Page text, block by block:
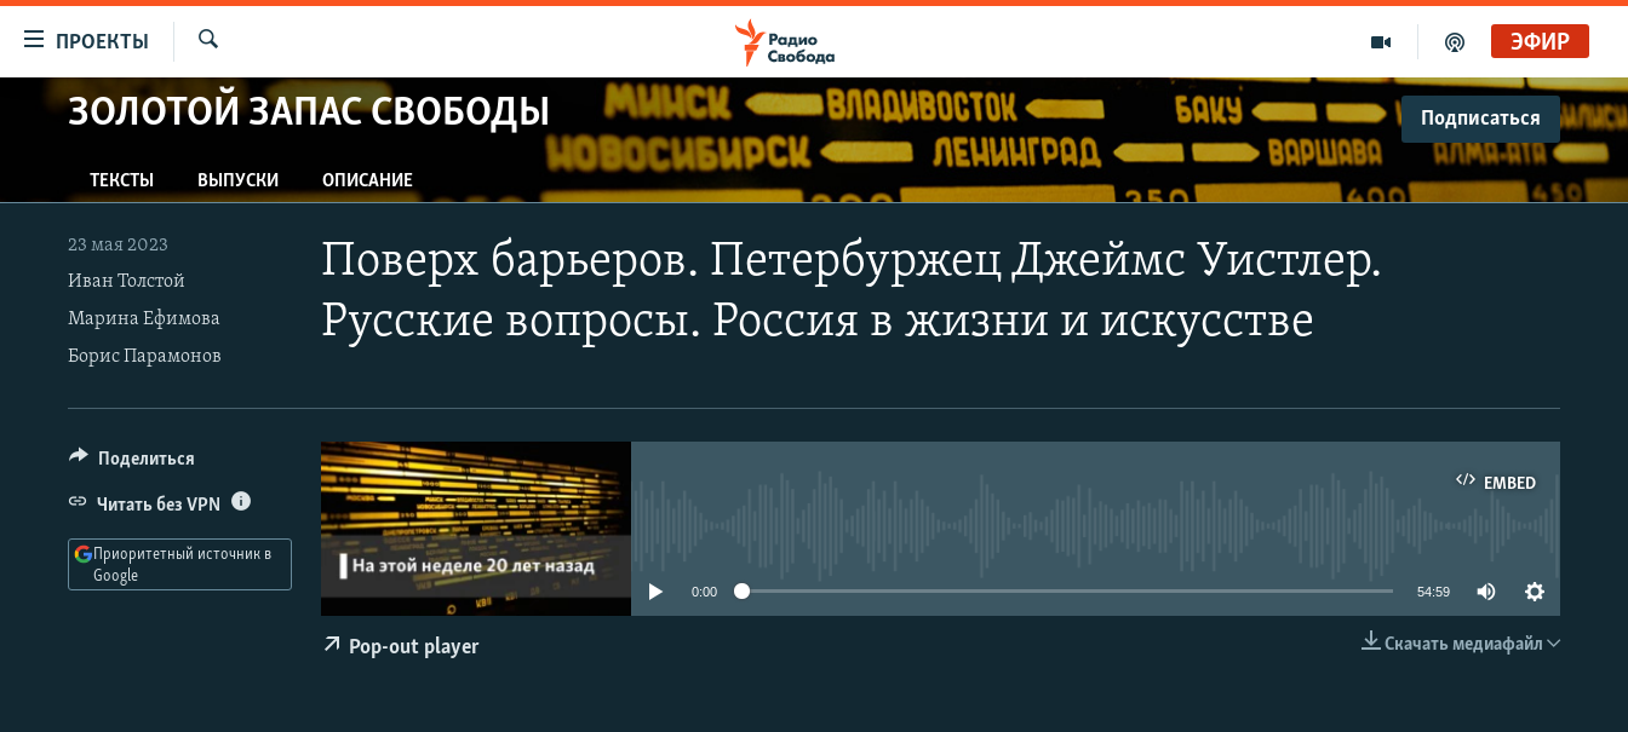
упрощенного
Вернуться
к
основному
содержанию
главной
ПРОЕКТЫ
ПРОГРАММЫ
АВТОРСКИЕ ПРОЕКТЫ
ЦИТАТЫ СВОБОДЫ
МНЕНИЯ
КУЛЬТУРА
IDEL.РЕАЛИИ
КАВКАЗ.РЕАЛИИ
СЕВЕР.РЕАЛИИ
СИБИРЬ.РЕАЛИИ
РАСПИСАНИЕ ВЕЩАНИЯ
ПОДПИШИТЕСЬ НА РАССЫЛКУ
ЭФИР
ЗОЛОТОЙ ЗАПАС СВОБОДЫ Подписаться
Apple Podcasts
Подписаться
ТЕКСТЫ ВЫПУСКИ ОПИСАНИЕ
Поверх барьеров. Петербуржец Джеймс Уистлер.
Русские вопросы. Россия в жизни и искусстве
23 мая 2023
Иван Толстой
Марина Ефимова
Борис Парамонов
EMBED
EMBED
0:00 54:59
Скачать медиафайл
Pop-out player
Поделиться
Читать без VPN
Приоритетный источник в
Google